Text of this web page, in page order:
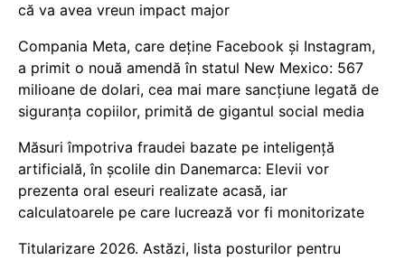
că va avea vreun impact major
Compania Meta, care deține Facebook și Instagram,
a primit o nouă amendă în statul New Mexico: 567
milioane de dolari, cea mai mare sancțiune legată de
siguranța copiilor, primită de gigantul social media
Măsuri împotriva fraudei bazate pe inteligență
artificială, în școlile din Danemarca: Elevii vor
prezenta oral eseuri realizate acasă, iar
calculatoarele pe care lucrează vor fi monitorizate
Titularizare 2026. Astăzi, lista posturilor pentru